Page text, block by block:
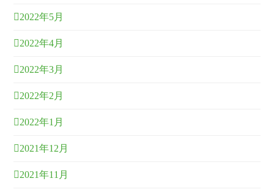
2022年5月
2022年4月
2022年3月
2022年2月
2022年1月
2021年12月
2021年11月